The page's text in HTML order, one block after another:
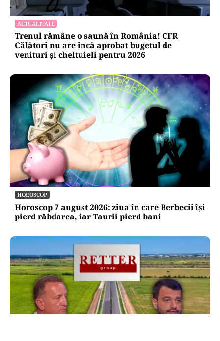
ACTUALITATE
Trenul rămâne o saună în România! CFR
Călători nu are încă aprobat bugetul de
venituri și cheltuieli pentru 2026
HOROSCOP
Horoscop 7 august 2026: ziua în care Berbecii își
pierd răbdarea, iar Taurii pierd bani